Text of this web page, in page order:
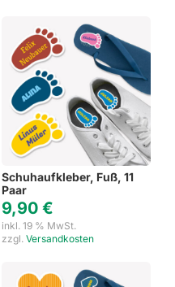
Schuhaufkleber, Fuß, 11
Paar
9,90 €
inkl. 19 % MwSt.
zzgl. Versandkosten